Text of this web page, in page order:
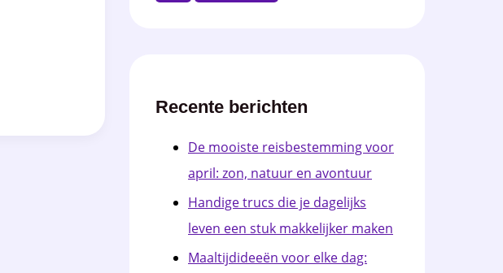
Recente berichten
De mooiste reisbestemming voor
april: zon, natuur en avontuur
Handige trucs die je dagelijks
leven een stuk makkelijker maken
Maaltijdideeën voor elke dag: